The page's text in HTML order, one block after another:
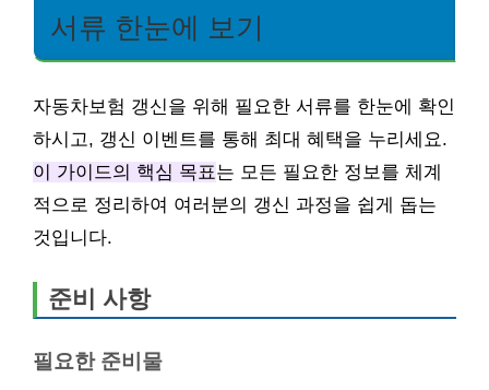
서류 한눈에 보기
자동차보험 갱신을 위해 필요한 서류를 한눈에 확인
하시고, 갱신 이벤트를 통해 최대 혜택을 누리세요.
이 가이드의 핵심 목표는 모든 필요한 정보를 체계
적으로 정리하여 여러분의 갱신 과정을 쉽게 돕는
것입니다.
준비 사항
필요한 준비물